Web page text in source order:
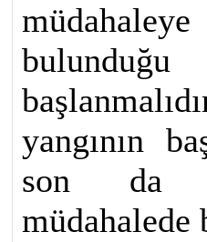
yangının
son da
müdahalede